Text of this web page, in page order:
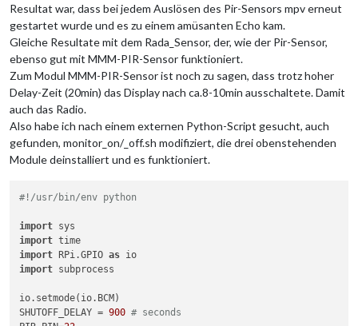
Resultat war, dass bei jedem Auslösen des Pir-Sensors mpv erneut
gestartet wurde und es zu einem amüsanten Echo kam.
Gleiche Resultate mit dem Rada_Sensor, der, wie der Pir-Sensor,
ebenso gut mit MMM-PIR-Sensor funktioniert.
Zum Modul MMM-PIR-Sensor ist noch zu sagen, dass trotz hoher
Delay-Zeit (20min) das Display nach ca.8-10min ausschaltete. Damit
auch das Radio.
Also habe ich nach einem externen Python-Script gesucht, auch
gefunden, monitor_on/_off.sh modifiziert, die drei obenstehenden
Module deinstalliert und es funktioniert.
#!/usr/bin/env python
import
import
import RPi.GPIO as
import subprocess
io.setmode(io.BCM)
SHUTOFF_DELAY = 900 # seconds